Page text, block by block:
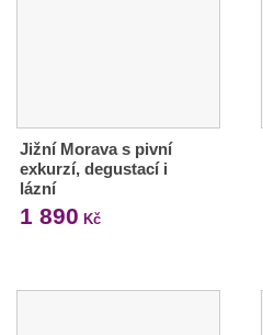
Jižní Morava s pivní
exkurzí, degustací i
lázní
1 890 Kč